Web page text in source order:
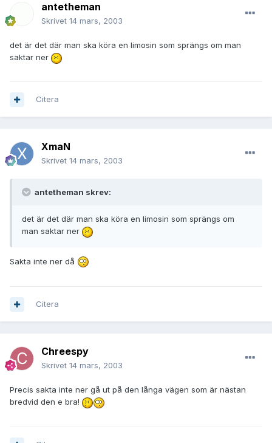
antetheman
Skrivet 14 mars, 2003
det är det där man ska köra en limosin som sprängs om man
saktar ner
Citera
XmaN
Skrivet 14 mars, 2003
antetheman skrev:
det är det där man ska köra en limosin som sprängs om
man saktar ner
Sakta inte ner då
Citera
Chreespy
Skrivet 14 mars, 2003
Precis sakta inte ner gå ut på den långa vägen som är nästan
bredvid den e bra!